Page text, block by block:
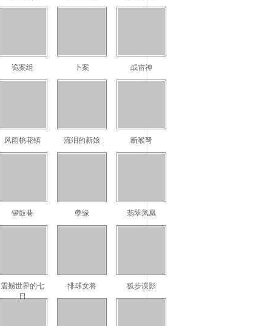
诡案组 卜案 战雷神
风雨桃花镇 流泪的新娘 断喉弩
锣鼓巷 孽缘 翡翠凤凰
震撼世界的七
日
排球女将 狐步谍影